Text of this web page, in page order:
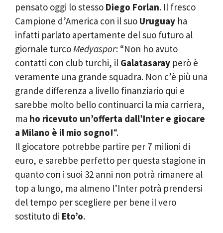
pensato oggi lo stesso Diego Forlan. Il fresco
Campione d’America con il suo Uruguay ha
infatti parlato apertamente del suo futuro al
giornale turcoMedyaspor: “Non ho avuto
contatti con club turchi, il Galatasaray però è
veramente una grande squadra. Non c’è più una
grande differenza a livello finanziario qui e
sarebbe molto bello continuarci la mia carriera,
ma ho ricevuto un’offerta dall’Inter e giocare
a Milano è il mio sogno!“.
Il giocatore potrebbe partire per 7 milioni di
euro, e sarebbe perfetto per questa stagione in
quanto con i suoi 32 anni non potrà rimanere al
top a lungo, ma almeno l’Inter potrà prendersi
del tempo per scegliere per bene il vero
sostituto di Eto’o.